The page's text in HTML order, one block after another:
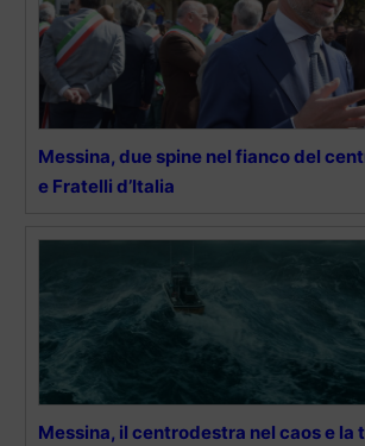
Messina, due spine nel fianco del
e Fratelli d’Italia
Messina, il centrodestra nel caos e la